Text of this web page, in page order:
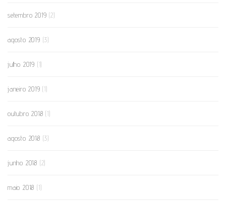
setembro 2019 (2)
agosto 2019 (3)
julho 2019 (1)
janeiro 2019 (1)
outubro 2018 (1)
agosto 2018 (3)
junho 2018 (2)
maio 2018 (1)